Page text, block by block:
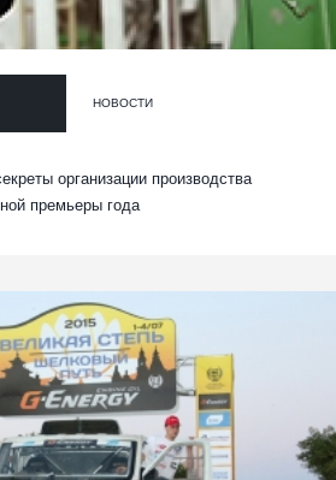
НОВОСТИ
организации производства
премьеры года